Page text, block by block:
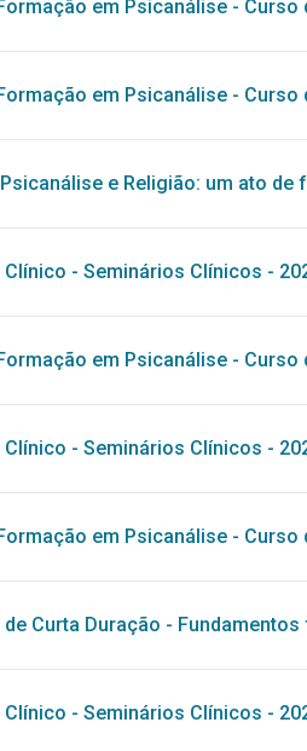
em Psicanálise - Curso
em Psicanálise - Curso
Psicanálise e Religião: um ato de
Clínico - Seminários Clínicos -
em Psicanálise - Curso
Clínico - Seminários Clínicos -
em Psicanálise - Curso
Curta Duração -
Clínico - Seminários Clínicos -